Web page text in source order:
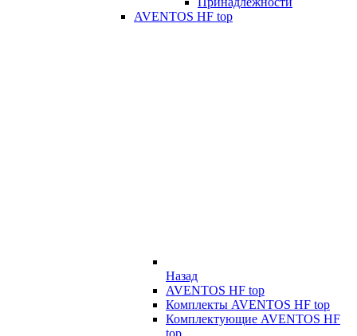
AVENTOS HF top
Назад
AVENTOS HF top
Комплекты AVENTOS HF top
Комплектующие AVENTOS HF
top